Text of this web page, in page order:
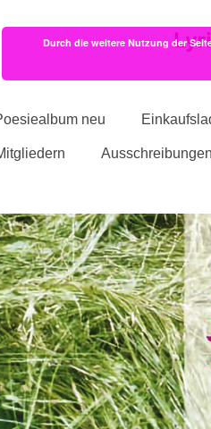
neu
Ausschreibungen
Durch die weitere Nutzung der